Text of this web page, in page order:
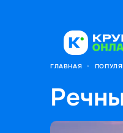
ГЛАВНАЯ •